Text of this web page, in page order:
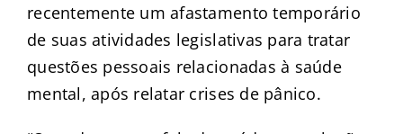
recentemente um afastamento temporário
de suas atividades legislativas para tratar
questões pessoais relacionadas à saúde
mental, após relatar crises de pânico.